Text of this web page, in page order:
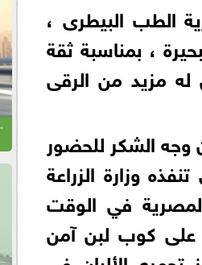
الطب البيطرى ،
، بمناسبة ثقة
له مزيد من الرقى
وجه الشكر للحضور
وزارة الزراعة
في الوقت
على كوب لبن آمن